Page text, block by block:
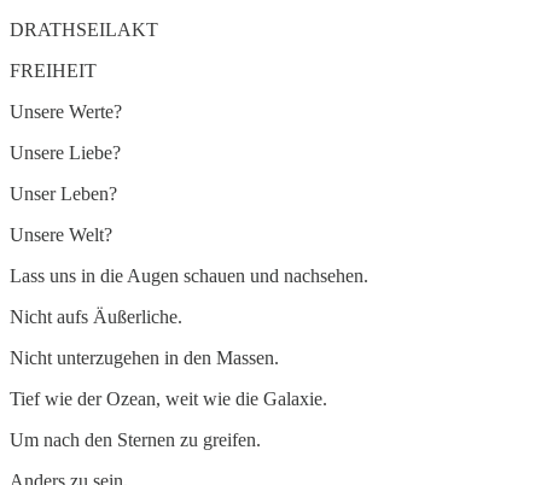
DRATHSEILAKT
FREIHEIT
Unsere Werte?
Unsere Liebe?
Unser Leben?
Unsere Welt?
Lass uns in die Augen schauen und nachsehen.
Nicht aufs Äußerliche.
Nicht unterzugehen in den Massen.
Tief wie der Ozean, weit wie die Galaxie.
Um nach den Sternen zu greifen.
Anders zu sein.